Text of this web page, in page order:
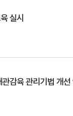
실시
감육 관리기법 개선